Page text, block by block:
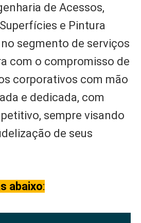
de Acessos,
e Pintura
segmento de serviços
com o compromisso de
corporativos com mão
e dedicada, com
sempre visando
de seus
abaixo: